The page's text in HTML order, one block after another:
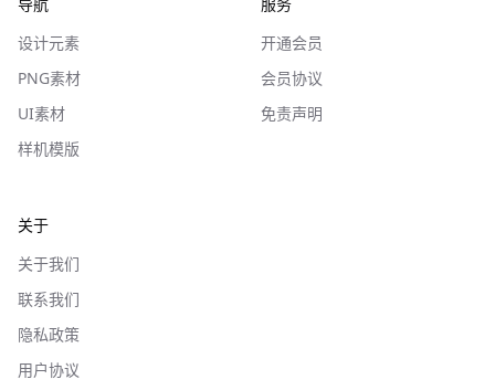
设计元素
PNG素材
UI素材
样机模版
开通会员
会员协议
免责声明
关于
关于我们
联系我们
隐私政策
用户协议